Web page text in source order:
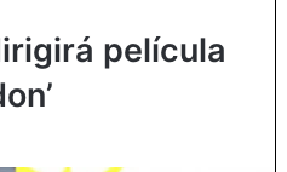
película